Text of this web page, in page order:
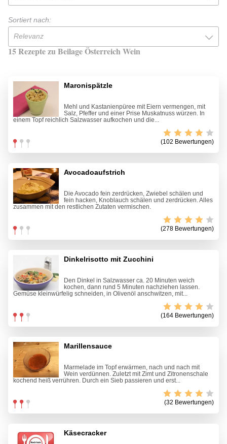
Sortiert nach:
Relevanz
15 Rezepte zu Beilage Österreich Wein
Maronispätzle
Mehl und Kastanienpüree mit Eiern vermengen, mit
Salz, Pfeffer und einer Prise Muskatnuss würzen. In
einem Topf reichlich Salzwasser aufkochen und die...
(102 Bewertungen)
Avocadoaufstrich
Die Avocado fein zerdrücken, Zwiebel schälen und
fein hacken, Knoblauch schälen und zerdrücken. Alles
zusammen mit den restlichen Zutaten vermischen.
(278 Bewertungen)
Dinkelrisotto mit Zucchini
Den Dinkel in Salzwasser ca. 20 Minuten weich
kochen, dann rund 5 Minuten nachziehen lassen.
Gemüse kleinwürfelig schneiden, in Olivenöl anschwitzen, mit...
(164 Bewertungen)
Marillensauce
Marmelade im Topf erwärmen, nach und nach mit
Wein verdünnen. Zuletzt mit Zimt und Zitronenschale
kochend heiß verrühren. Durch ein Sieb passieren und erst...
(32 Bewertungen)
Käsecracker